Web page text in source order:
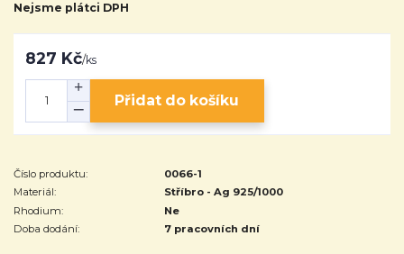
Nejsme plátci DPH
827 Kč/ks
Přidat do košíku
Číslo produktu:
0066-1
Materiál:
Stříbro - Ag 925/1000
Rhodium:
Ne
Doba dodání:
7 pracovních dní